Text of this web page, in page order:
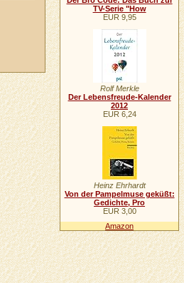
TV-Serie "How
EUR 9,95
Rolf Merkle
Der Lebensfreude-Kalender
2012
EUR 6,24
Heinz Ehrhardt
Von der Pampelmuse geküßt:
Gedichte, Pro
EUR 3,00
Amazon